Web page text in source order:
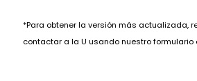
*Para obtener la versión más actualizada,
contactar a la U usando nuestro formulario